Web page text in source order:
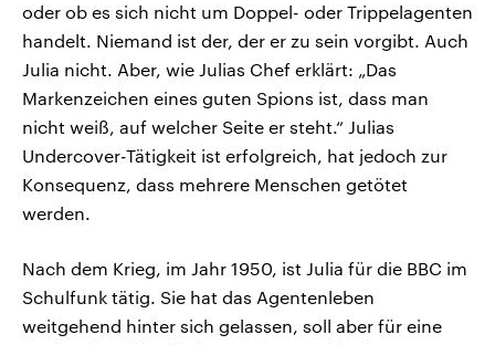
oder ob es sich nicht um Doppel- oder Trippelagenten
handelt. Niemand ist der, der er zu sein vorgibt. Auch
Julia nicht. Aber, wie Julias Chef erklärt: „Das
Markenzeichen eines guten Spions ist, dass man
nicht weiß, auf welcher Seite er steht.“ Julias
Undercover-Tätigkeit ist erfolgreich, hat jedoch zur
Konsequenz, dass mehrere Menschen getötet
werden.
Nach dem Krieg, im Jahr 1950, ist Julia für die BBC im
Schulfunk tätig. Sie hat das Agentenleben
weitgehend hinter sich gelassen, soll aber für eine